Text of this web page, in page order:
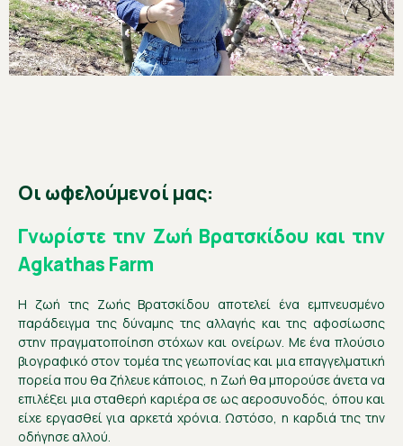
Οι ωφελούμενοί μας:
Γνωρίστε την Ζωή Βρατσκίδου και την
Agkathas Farm
Η ζωή της Ζωής Βρατσκίδου αποτελεί ένα εμπνευσμένο
παράδειγμα της δύναμης της αλλαγής και της αφοσίωσης
στην πραγματοποίηση στόχων και ονείρων. Με ένα πλούσιο
βιογραφικό στον τομέα της γεωπονίας και μια επαγγελματική
πορεία που θα ζήλευε κάποιος, η Ζωή θα μπορούσε άνετα να
επιλέξει μια σταθερή καριέρα σε ως αεροσυνοδός, όπου και
είχε εργασθεί για αρκετά χρόνια. Ωστόσο, η καρδιά της την
οδήγησε αλλού.